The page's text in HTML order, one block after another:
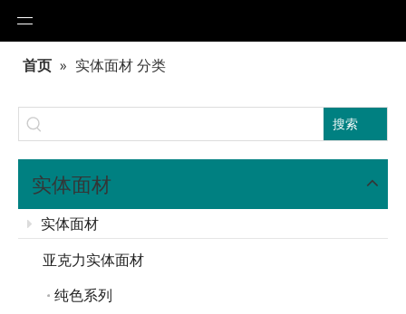
首页 » 实体面材 分类
搜索
实体面材
实体面材
亚克力实体面材
纯色系列